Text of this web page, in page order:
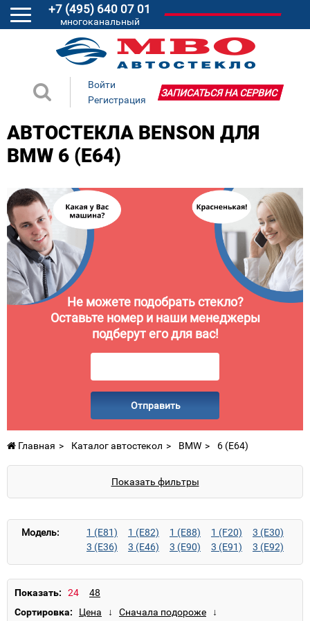
+7 (495) 640 07 01
многоканальный
Войти
Регистрация
ЗАПИСАТЬСЯ НА СЕРВИС
АВТОСТЕКЛА BENSON ДЛЯ
BMW 6 (E64)
Не можете подобрать стекло?
Оставьте номер и наши менеджеры
подберут его для вас!
Отправить
Главная Каталог автостекол BMW 6 (E64)
Показать фильтры
Модель: 1 (E81) 1 (E82) 1 (E88) 1 (F20)
3 (E30)
3 (E36)
3 (E46) 3 (E90) 3 (E91)
3 (E92)
5 (E39)
Показать:
Сортировка: